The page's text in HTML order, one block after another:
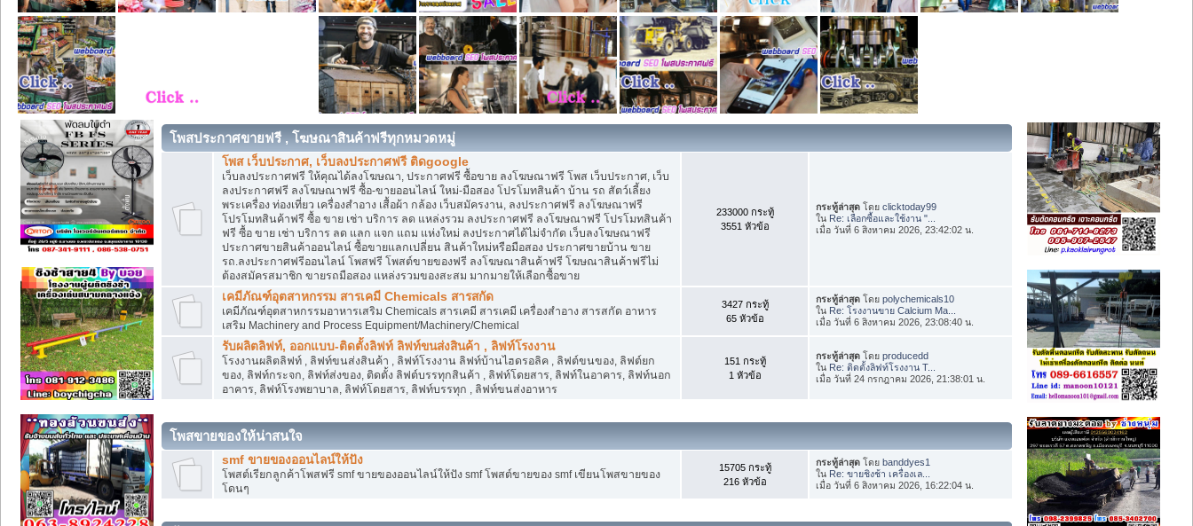
โพสประกาศขายฟรี , โฆษณาสินค้าฟรีทุกหมวดหมู่
โพส เว็บประกาศ, เว็บลงประกาศฟรี ติดgoogle
เว็บลงประกาศฟรี ให้คุณได้ลงโฆษณา, ประกาศฟรี ซื้อขาย ลงโฆษณาฟรี โพส เว็บประกาศ, เว็บ
ลงประกาศฟรี ลงโฆษณาฟรี ซื้อ-ขายออนไลน์ ใหม่-มือสอง โปรโมทสินค้า บ้าน รถ สัตว์เลี้ยง
พระเครื่อง ท่องเที่ยว เครื่องสำอาง เสื้อผ้า กล้อง เว็บสมัครงาน, ลงประกาศฟรี ลงโฆษณาฟรี
โปรโมทสินค้าฟรี ซื้อ ขาย เช่า บริการ ลด แหล่งรวม ลงประกาศฟรี ลงโฆษณาฟรี โปรโมทสินค้า
ฟรี ซื้อ ขาย เช่า บริการ ลด แลก แจก แถม แห่งใหม่ ลงประกาศได้ไม่จำกัด เว็บลงโฆษณาฟรี
ประกาศขายสินค้าออนไลน์ ซื้อขายแลกเปลี่ยน สินค้าใหม่หรือมือสอง ประกาศขายบ้าน ขาย
รถ.ลงประกาศฟรีออนไลน์ โพสฟรี โพสต์ขายของฟรี ลงโฆษณาสินค้าฟรี โฆษณาสินค้าฟรีไม่
ต้องสมัครสมาชิก ขายรถมือสอง แหล่งรวมของสะสม มากมายให้เลือกซื้อขาย
233000 กระทู้
3551 หัวข้อ
กระทู้ล่าสุด โดยclicktoday99
ใน Re: เลือกซื้อและใช้งาน "...
เมื่อ วันที่ 6 สิงหาคม 2026, 23:42:02 น.
เคมีภัณฑ์อุตสาหกรรม สารเคมี Chemicals สารสกัด
เคมีภัณฑ์อุตสาหกรรมอาหารเสริม Chemicals สารเคมี สารเคมี เครื่องสำอาง สารสกัด อาหาร
เสริม Machinery and Process Equipment/Machinery/Chemical
3427 กระทู้
65 หัวข้อ
กระทู้ล่าสุด โดยpolychemicals10
ใน Re: โรงงานขาย Calcium Ma...
เมื่อ วันที่ 6 สิงหาคม 2026, 23:08:40 น.
รับผลิตลิฟท์, ออกแบบ-ติดตั้งลิฟท์ ลิฟท์ขนส่งสินค้า , ลิฟท์โรงงาน
โรงงานผลิตลิฟท์ , ลิฟท์ขนส่งสินค้า , ลิฟท์โรงงาน ลิฟท์บ้านไฮดรอลิค , ลิฟต์ขนของ, ลิฟต์ยก
ของ, ลิฟท์กระจก, ลิฟท์ส่งของ, ติดตั้ง ลิฟต์บรรทุกสินค้า , ลิฟท์โดยสาร, ลิฟท์ในอาคาร, ลิฟท์นอก
อาคาร, ลิฟท์โรงพยาบาล, ลิฟท์โดยสาร, ลิฟท์บรรทุก , ลิฟท์ขนส่งอาหาร
151 กระทู้
1 หัวข้อ
กระทู้ล่าสุด โดยproducedd
ใน Re: ติดตั้งลิฟท์โรงงาน T...
เมื่อ วันที่ 24 กรกฎาคม 2026, 21:38:01 น.
โพสขายของให้น่าสนใจ
smf ขายของออนไลน์ให้ปัง
โพสต์เรียกลูกค้าโพสฟรี smf ขายของออนไลน์ให้ปัง smf โพสต์ขายของ smf เขียนโพสขายของ
โดนๆ
15705 กระทู้
216 หัวข้อ
กระทู้ล่าสุด โดยbanddyes1
ใน Re: ขายชิงช้า เครื่องเล...
เมื่อ วันที่ 6 สิงหาคม 2026, 16:22:04 น.